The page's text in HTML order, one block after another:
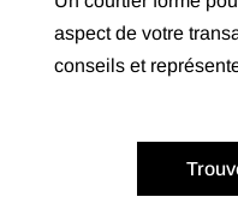
aspect de votre
conseils et